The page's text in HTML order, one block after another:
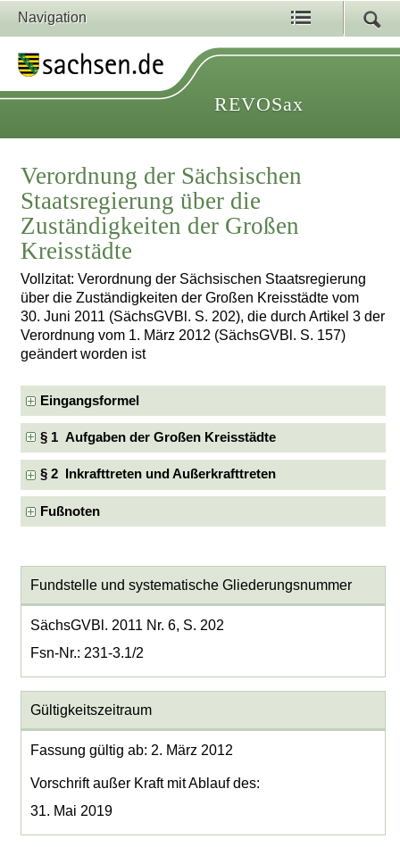
Navigation
REVOSax
Verordnung der Sächsischen
Staatsregierung über die
Zuständigkeiten der Großen
Kreisstädte
Vollzitat: Verordnung der Sächsischen Staatsregierung
über die Zuständigkeiten der Großen Kreisstädte vom
30. Juni 2011 (SächsGVBl. S. 202), die durch Artikel 3 der
Verordnung vom 1. März 2012 (SächsGVBl. S. 157)
geändert worden ist
Eingangsformel
§ 1 Aufgaben der Großen Kreisstädte
§ 2 Inkrafttreten und Außerkrafttreten
Fußnoten
Fundstelle und systematische Gliederungsnummer
SächsGVBl. 2011 Nr. 6, S. 202
Fsn-Nr.: 231-3.1/2
Gültigkeitszeitraum
Fassung gültig ab: 2. März 2012
Vorschrift außer Kraft mit Ablauf des:
31. Mai 2019